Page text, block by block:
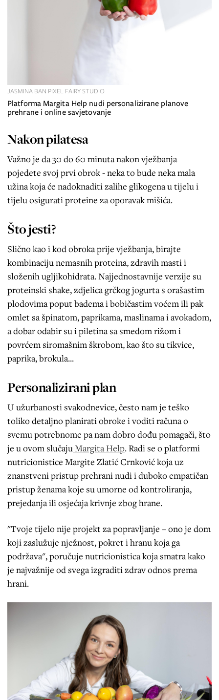
Platforma Margita Help nudi personalizirane planove
prehrane i online savjetovanje
JASMINA BAN PIXEL FAIRY STUDIO
Nakon pilatesa
Važno je da 30 do 60 minuta nakon vježbanja
pojedete svoj prvi obrok - neka to bude neka mala
užina koja će nadoknaditi zalihe glikogena u tijelu i
tijelu osigurati proteine za oporavak mišića.
Što jesti?
Slično kao i kod obroka prije vježbanja, birajte
kombinaciju nemasnih proteina, zdravih masti i
složenih ugljikohidrata. Najjednostavnije verzije su
proteinski shake, zdjelica grčkog jogurta s orašastim
plodovima poput badema i bobičastim voćem ili pak
omlet sa špinatom, paprikama, maslinama i avokadom,
a dobar odabir su i piletina sa smeđom rižom i
povrćem siromašnim škrobom, kao što su tikvice,
paprika, brokula...
Personalizirani plan
U užurbanosti svakodnevice, često nam je teško
toliko detaljno planirati obroke i voditi računa o
svemu potrebnome pa nam dobro dođu pomagači, što
je u ovom slučaju Margita Help. Radi se o platformi
nutricionistice Margite Zlatić Crnković koja uz
znanstveni pristup prehrani nudi i duboko empatičan
pristup ženama koje su umorne od kontroliranja,
prejedanja ili osjećaja krivnje zbog hrane.
"Tvoje tijelo nije projekt za popravljanje – ono je dom
koji zaslužuje nježnost, pokret i hranu koja ga
podržava", poručuje nutricionistica koja smatra kako
je najvažnije od svega izgraditi zdrav odnos prema
hrani.